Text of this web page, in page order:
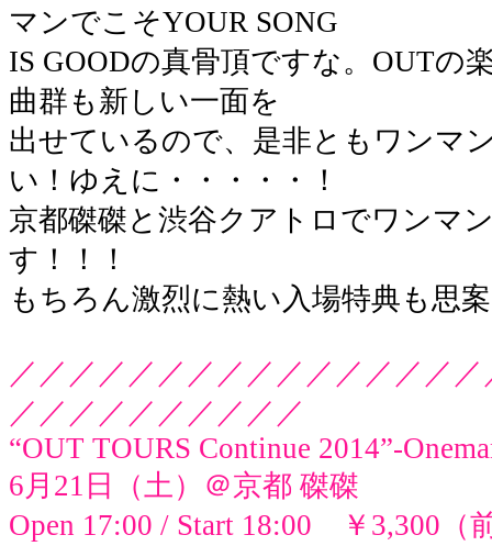
マンでこそYOUR SONG
IS GOODの真骨頂ですな。OUTの
曲群も新しい一面を
出せているので、是非ともワンマ
い！ゆえに・・・・・！
京都磔磔と渋谷クアトロでワンマ
す！！！
もちろん激烈に熱い入場特典も思
／／／／／／／／／／／／／／／
／／／／／／／／／／
“OUT TOURS Continue 2014”-
6月21日（土）＠京都 磔磔
Open 17:00 / Start 18:00 ￥3,300（